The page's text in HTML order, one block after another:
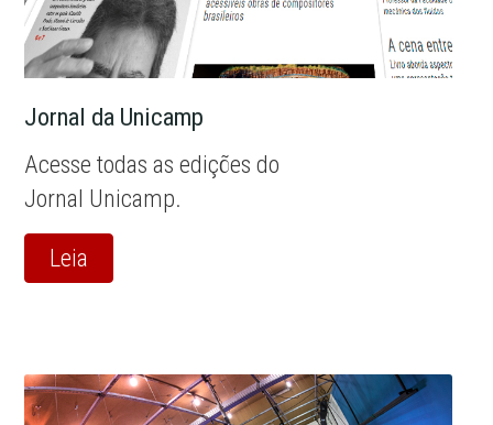
Jornal da Unicamp
Acesse todas as edições do
Jornal Unicamp.
Leia